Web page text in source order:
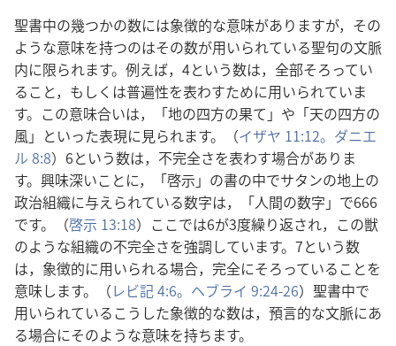
聖書中の幾つかの数には象徴的な意味がありますが，その
ような意味を持つのはその数が用いられている聖句の文脈
内に限られます。例えば，4という数は，全部そろってい
ること，もしくは普遍性を表わすために用いられていま
す。この意味合いは，「地の四方の果て」や「天の四方の
風」といった表現に見られます。（イザヤ 11:12。 ダニエ
ル 8:8）6という数は，不完全さを表わす場合がありま
す。興味深いことに，「啓示」の書の中でサタンの地上の
政治組織に与えられている数字は，「人間の数字」で666
です。（啓示 13:18）ここでは6が3度繰り返され，この獣
のような組織の不完全さを強調しています。7という数
は，象徴的に用いられる場合，完全にそろっていることを
意味します。（レビ記 4:6。 ヘブライ 9:24-26）聖書中で
用いられているこうした象徴的な数は，預言的な文脈にあ
る場合にそのような意味を持ちます。